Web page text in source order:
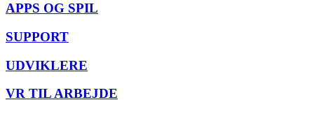
APPS OG SPIL
SUPPORT
UDVIKLERE
VR TIL ARBEJDE